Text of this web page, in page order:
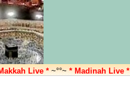
Live *~°°~* Madinah Live *